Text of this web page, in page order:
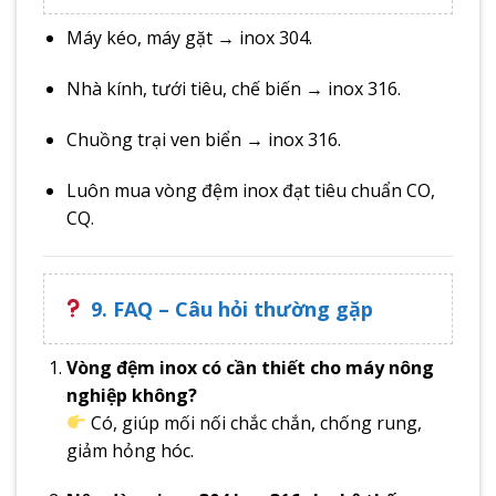
Máy kéo, máy gặt → inox 304.
Nhà kính, tưới tiêu, chế biến → inox 316.
Chuồng trại ven biển → inox 316.
Luôn mua vòng đệm inox đạt tiêu chuẩn CO,
CQ.
9. FAQ – Câu hỏi thường gặp
Vòng đệm inox có cần thiết cho máy nông
nghiệp không?
Có, giúp mối nối chắc chắn, chống rung,
giảm hỏng hóc.